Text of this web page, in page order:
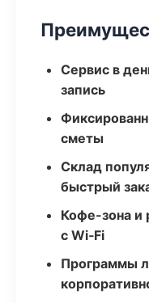
Сервис в
запись
сметы
Склад
быстрый
Кофе-зона и
с Wi‑Fi
Программы